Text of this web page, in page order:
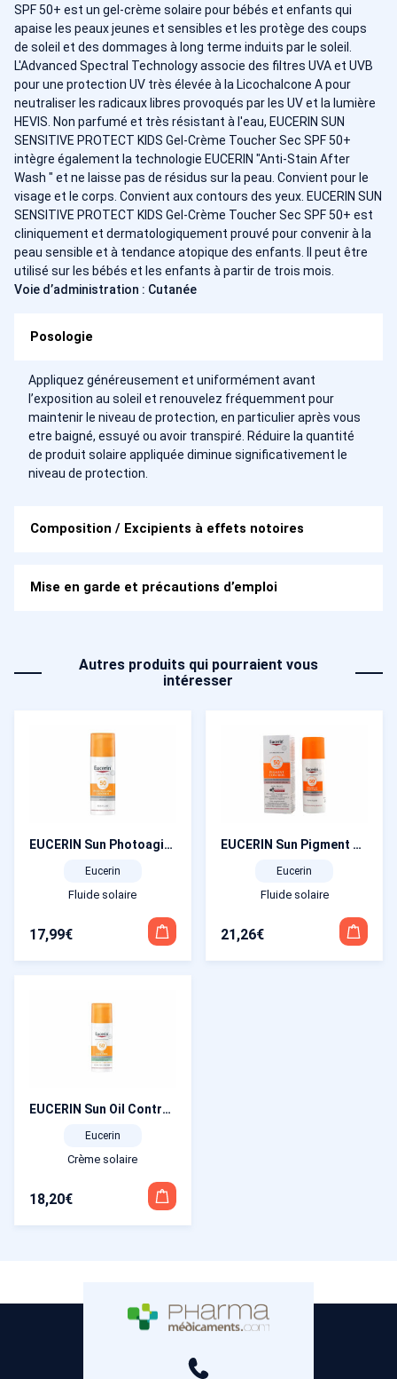
SPF 50+ est un gel-crème solaire pour bébés et enfants qui
apaise les peaux jeunes et sensibles et les protège des coups
de soleil et des dommages à long terme induits par le soleil.
L'Advanced Spectral Technology associe des filtres UVA et UVB
pour une protection UV très élevée à la Licochalcone A pour
neutraliser les radicaux libres provoqués par les UV et la lumière
HEVIS. Non parfumé et très résistant à l'eau, EUCERIN SUN
SENSITIVE PROTECT KIDS Gel-Crème Toucher Sec SPF 50+
intègre également la technologie EUCERIN "Anti-Stain After
Wash " et ne laisse pas de résidus sur la peau. Convient pour le
visage et le corps. Convient aux contours des yeux. EUCERIN SUN
SENSITIVE PROTECT KIDS Gel-Crème Toucher Sec SPF 50+ est
cliniquement et dermatologiquement prouvé pour convenir à la
peau sensible et à tendance atopique des enfants. Il peut être
utilisé sur les bébés et les enfants à partir de trois mois.
Voie d’administration : Cutanée
Posologie
Appliquez généreusement et uniformément avant
l’exposition au soleil et renouvelez fréquemment pour
maintenir le niveau de protection, en particulier après vous
etre baigné, essuyé ou avoir transpiré. Réduire la quantité
de produit solaire appliquée diminue significativement le
niveau de protection.
Composition / Excipients à effets notoires
Mise en garde et précautions d’emploi
Autres produits qui pourraient vous
intéresser
EUCERIN Sun Photoaging Contrlo Fluide SPF 50 flacon pompe 50 ml
Eucerin
Fluide solaire
17,99€
EUCERIN Sun Pigment Control Fluid SPF 50+ tube 50 ml
Eucerin
Fluide solaire
21,26€
EUCERIN Sun Oil Control Gel-Crème SPF 50+ flacon pompe 50 ml
Eucerin
Crème solaire
18,20€